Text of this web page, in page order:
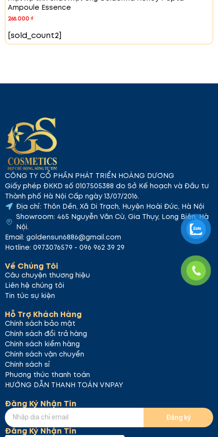
Ampoule Essence
265.000₫
[sold_count2]
CÔNG TY CỔ PHẦN PHÁT TRIỂN HOÀNG DƯƠNG
Giấy phép ĐKKD số 0107505388 do Sở Kế hoạch và Đầu tư
Thành phố Hà Nội Cấp ngày 13/07/2016.
Địa chỉ: Thôn Dền, Xã Di Trạch, Huyện Hoài Đức, Hà Nội
Showroom: 465 Nguyễn Văn Cừ, Gia Thụy, Long Biên, Hà
Nội.
Email: goldensun6886@gmail.com
Hotline: 0973076579 - 096 962 39 29
Về Chúng Tôi
Câu chuyện thương hiệu
Liên hệ chúng tôi
Tin tức sự kiện
Hỗ Trợ Khách Hàng
Chính sách bảo mật
Chính sách đổi trả hàng
Chính sách kiểm hàng
Chính sách vận chuyển
Chính sách sỉ
Phương thức thanh toán
HƯỚNG DẪN THANH TOÁN VNPAY
Đăng Ký Nhận Tin
Đăng ký
Đăng Ký Nhận Tin